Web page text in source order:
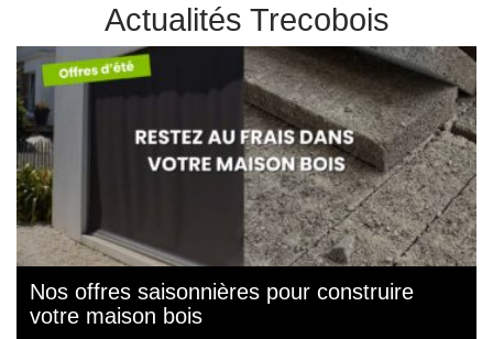
Actualités Trecobois
Nos offres saisonnières pour construire
votre maison bois